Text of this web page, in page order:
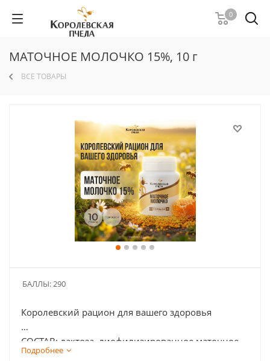
0
МАТОЧНОЕ МОЛОЧКО 15%, 10 г
ВСЕ ТОВАРЫ
БАЛЛЫ:290
Королевский рацион для вашего здоровья
СОСТАВ: лактоза, лиофилизированное маточное
молочко, хитозан (экстракт подмора пчелиного).
Подробнее